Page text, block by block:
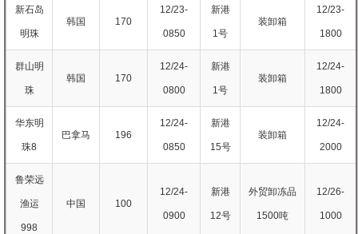
新石岛
明珠
韩国 170
12/23-
0850
新港
1号
装卸箱
12/23-
1800
群山明
珠
韩国 170
12/24-
0800
新港
1号
装卸箱
12/24-
1800
华东明
珠8
巴拿马 196
12/24-
0850
新港
15号
装卸箱
12/24-
2000
鲁荣远
渔运
998
中国 100
12/24-
0900
新港
12号
外贸卸冻品
1500吨
12/26-
1000